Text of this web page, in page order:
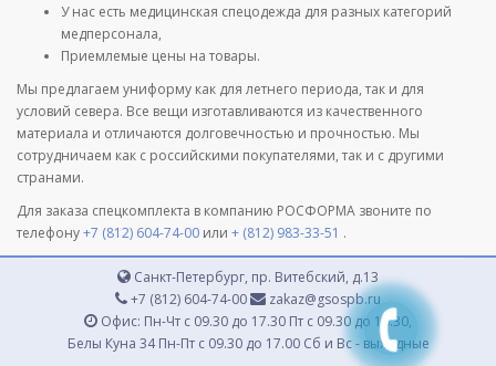
У нас есть медицинская спецодежда для разных категорий
медперсонала,
Приемлемые цены на товары.
Мы предлагаем униформу как для летнего периода, так и для
условий севера. Все вещи изготавливаются из качественного
материала и отличаются долговечностью и прочностью. Мы
сотрудничаем как с российскими покупателями, так и с другими
странами.
Для заказа спецкомплекта в компанию РОСФОРМА звоните по
телефону+7 (812) 604-74-00 или + (812) 983-33-51 .
Санкт-Петербург, пр. Витебский, д.13
+7 (812) 604-74-00
zakaz@gsospb.ru
Офис: Пн-Чт с 09.30 до 17.30 Пт с 09.30 до 16.30,
Белы Куна 34 Пн-Пт с 09.30 до 17.00 Сб и Вс - выходные